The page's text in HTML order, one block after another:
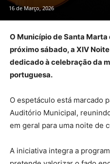
16 de Março, 2026
O Município de Santa
próximo sábado, a XIV
dedicado à celebração da
portuguesa.
O espetáculo está marcado
Auditório Municipal,
em geral para uma noite de
A iniciativa integra a